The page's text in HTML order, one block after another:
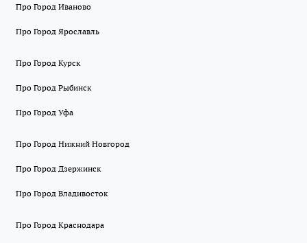
Про Город Иваново
Про Город Ярославль
Про Город Курск
Про Город Рыбинск
Про Город Уфа
Про Город Нижний Новгород
Про Город Дзержинск
Про Город Владивосток
Про Город Краснодара